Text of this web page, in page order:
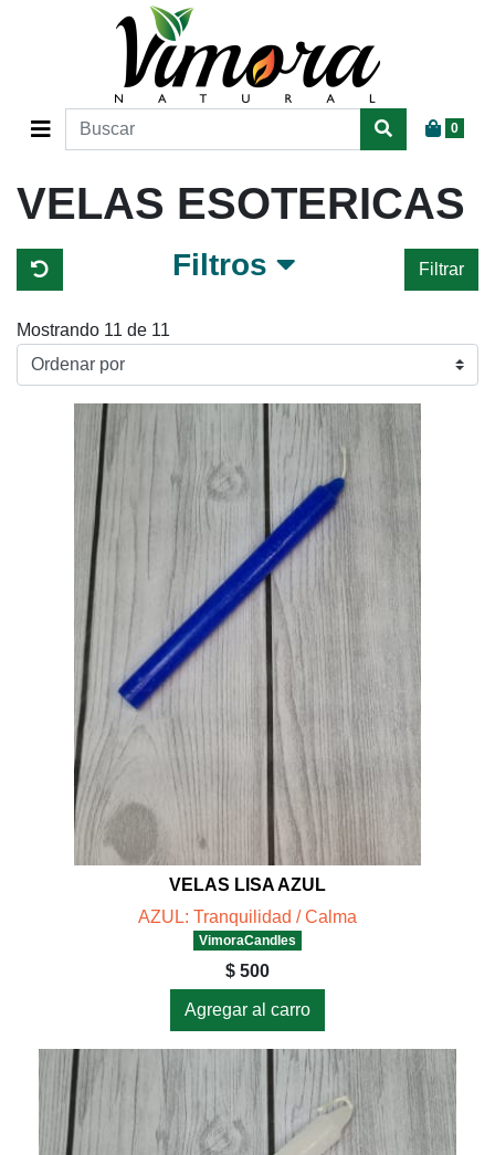
0
VELAS ESOTERICAS
Filtros Filtrar
Mostrando 11 de 11
VELAS LISA AZUL
AZUL: Tranquilidad / Calma
VimoraCandles
$ 500
Agregar al carro